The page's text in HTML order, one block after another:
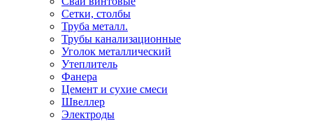
Сетки, столбы
Труба металл.
Трубы канализационные
Уголок металлический
Утеплитель
Фанера
Цемент и сухие смеси
Швеллер
Электроды